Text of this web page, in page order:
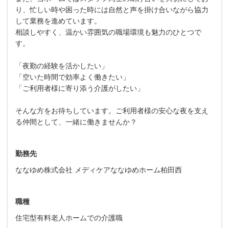
り、忙しい時や困った時には自然と声を掛け合いながら協力
して業務を進めています。
相談しやすく、温かい雰囲気の職場環境も魅力のひとつで
す。
「夜勤の経験を活かしたい」
「空いた時間で効率よく働きたい」
「ご利用者様に寄り添う介護がしたい」
そんな方をお待ちしています。ご利用者様の安心な夜を支え
る仲間として、一緒に働きませんか？
勤務先
ななゆめ株式会社 メディケアななゆめホーム柏田西
職種
住宅型有料老人ホームでの介護職